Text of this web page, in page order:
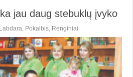
jau daug stebuklų įvyko
Labdara, Pokalbis, Renginiai